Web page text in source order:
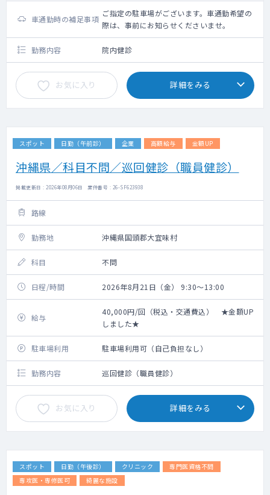
車通勤時の補足事項
ご指定の駐車場がございます。車通勤希望の
際は、事前にお知らせくださいませ。
勤務内容 院内健診
お気に入り 詳細をみる
スポット 日勤（午前診） 企業 高額給与 金額UP
沖縄県／科目不問／巡回健診（職員健診）
掲載更新日 : 2026年08月06日 案件番号 : 26-SF623938
路線
勤務地 沖縄県国頭郡大宜味村
科目 不問
日程/時間 2026年8月21日（金） 9:30～13:00
給与
40,000円/回（税込・交通費込） ★金額UP
しました★
駐車場利用 駐車場利用可（自己負担なし）
勤務内容 巡回健診（職員健診）
お気に入り 詳細をみる
スポット 日勤（午後診） クリニック
専門医資格不問
専攻医・専修医可
綺麗な施設